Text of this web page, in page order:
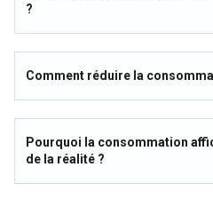
?
Comment réduire la
Pourquoi la consommation
de la réalité ?